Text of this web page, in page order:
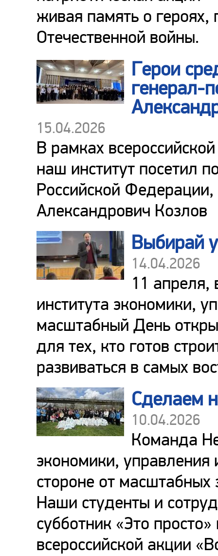
живая память о
Отечественной войны.
Герои
генерал-
15.04.2026
В рамках
наш институт посетил
Российской
Александрович Козлов
Выбирай
14.04.2026
11 апреля,
института экономики,
масштабный День
для тех, кто готов
развиваться в самых
Сделаем
10.04.2026
Команда
экономики,
стороне от масштабных
Наши студенты и
субботник «Это
всероссийской акции